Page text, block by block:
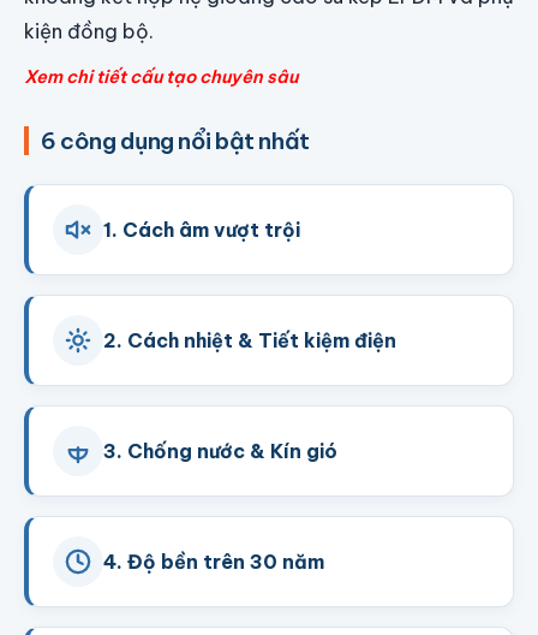
kiện đồng bộ.
Xem chi tiết cấu tạo chuyên sâu
6 công dụng nổi bật nhất
1. Cách âm vượt trội
2. Cách nhiệt & Tiết kiệm điện
3. Chống nước & Kín gió
4. Độ bền trên 30 năm